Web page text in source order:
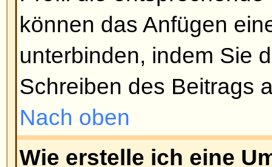
um Gefühle auszudrücken. Es
Codes benötigt, z. B. zeigt :)
an. Die komplette Liste der
Beitrag schreiben-Seite
Sie es nicht mit zu vielen
passieren, dass ein Beitrag
unübersichtlich wird. Ein